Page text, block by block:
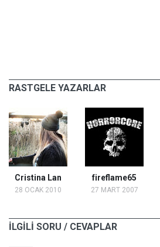
RASTGELE YAZARLAR
Cristina Lan
28 OCAK 2010
fireflame65
27 MART 2007
İLGİLİ SORU / CEVAPLAR